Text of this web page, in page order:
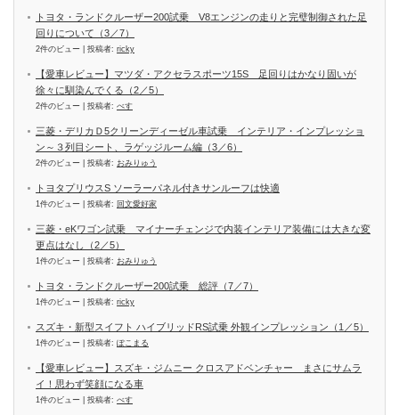
トヨタ・ランドクルーザー200試乗 V8エンジンの走りと完璧制御された足
回りについて（3／7）
2件のビュー 投稿者: ricky
【愛車レビュー】マツダ・アクセラスポーツ15S 足回りはかなり固いが
徐々に馴染んでくる（2／5）
2件のビュー 投稿者: べす
三菱・デリカＤ5クリーンディーゼル車試乗 インテリア・インプレッショ
ン～３列目シート、ラゲッジルーム編（3／6）
2件のビュー 投稿者: おみりゅう
トヨタプリウスS ソーラーパネル付きサンルーフは快適
1件のビュー 投稿者: 回文愛好家
三菱・eKワゴン試乗 マイナーチェンジで内装インテリア装備には大きな変
更点はなし（2／5）
1件のビュー 投稿者: おみりゅう
トヨタ・ランドクルーザー200試乗 総評（7／7）
1件のビュー 投稿者: ricky
スズキ・新型スイフト ハイブリッドRS試乗 外観インプレッション（1／5）
1件のビュー 投稿者: ぽこまる
【愛車レビュー】スズキ・ジムニー クロスアドベンチャー まさにサムラ
イ！思わず笑顔になる車
1件のビュー 投稿者: べす